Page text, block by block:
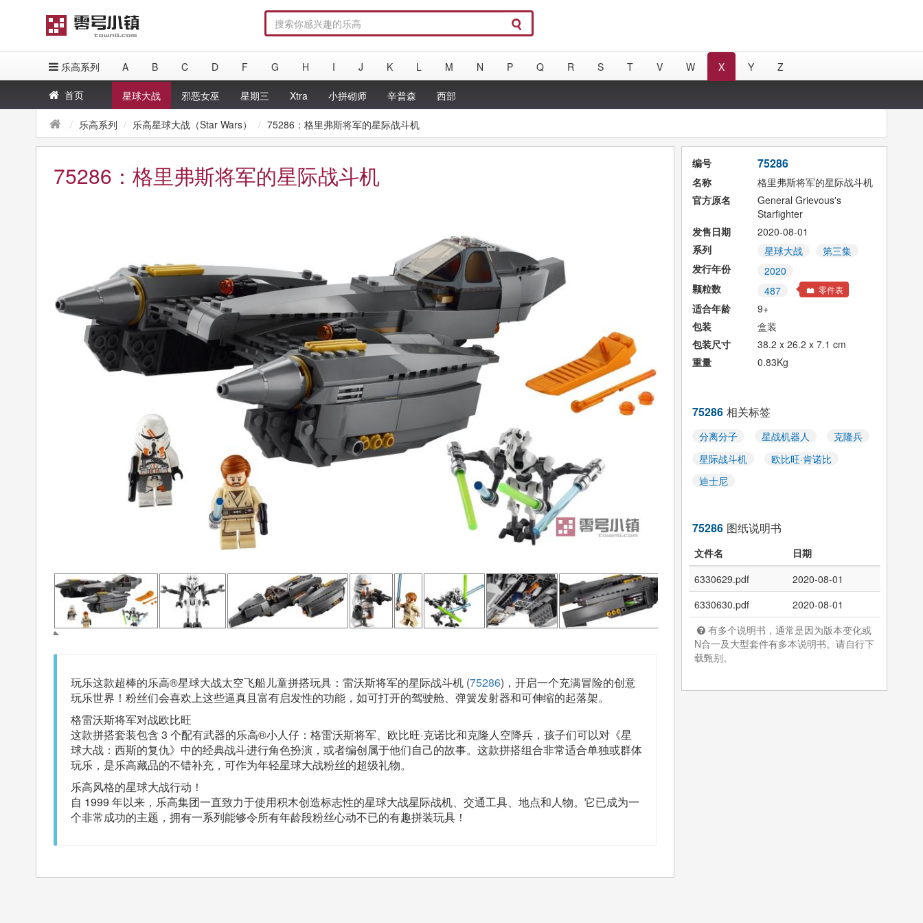
乐高系列 A B C D F G H I J K L M N P Q R S T V W X Y Z
首页 星球大战 邪恶女巫 星期三 Xtra 小拼砌师 辛普森 西部
乐高系列 乐高星球大战（Star Wars） 75286：格里弗斯将军的星际战斗机
75286：格里弗斯将军的星际战斗机
玩乐这款超棒的乐高®星球大战太空飞船儿童拼搭玩具：雷沃斯将军的星际战斗机 (75286)，开启一个充满冒险的创意
玩乐世界！粉丝们会喜欢上这些逼真且富有启发性的功能，如可打开的驾驶舱、弹簧发射器和可伸缩的起落架。
格雷沃斯将军对战欧比旺
这款拼搭套装包含 3 个配有武器的乐高®小人仔：格雷沃斯将军、欧比旺·克诺比和克隆人空降兵，孩子们可以对《星
球大战：西斯的复仇》中的经典战斗进行角色扮演，或者编创属于他们自己的故事。这款拼搭组合非常适合单独或群体
玩乐，是乐高藏品的不错补充，可作为年轻星球大战粉丝的超级礼物。
乐高风格的星球大战行动！
自 1999 年以来，乐高集团一直致力于使用积木创造标志性的星球大战星际战机、交通工具、地点和人物。它已成为一
个非常成功的主题，拥有一系列能够令所有年龄段粉丝心动不已的有趣拼装玩具！
编号 75286
名称
格里弗斯将军的星际战斗机
官方原名
General Grievous's
Starfighter
发售日期
2020-08-01
系列
星球大战
第三集
发行年份
2020
颗粒数
487 零件表
适合年龄
9+
包装
盒装
包装尺寸
38.2 x 26.2 x 7.1 cm
重量
0.83Kg
75286 相关标签
分离分子 星战机器人
克隆兵
星际战斗机
欧比旺·肯诺比
迪士尼
75286 图纸说明书
文件名
日期
6330629.pdf
2020-08-01
6330630.pdf
2020-08-01
有多个说明书，通常是因为版本变化或
N合一及大型套件有多本说明书。请自行下
载甄别。